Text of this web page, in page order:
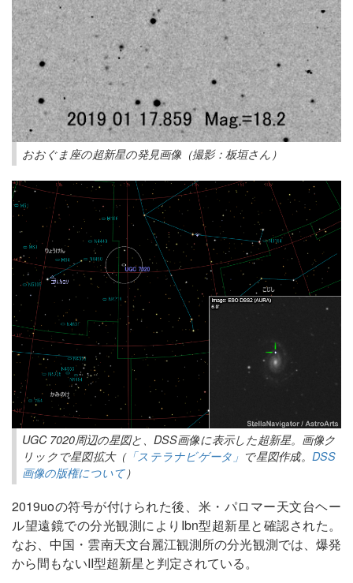
おおぐま座の超新星の発見画像（撮影：板垣さん）
UGC 7020周辺の星図と、DSS画像に表示した超新星。画像ク
リックで星図拡大（「ステラナビゲータ」 で星図作成。 DSS
画像の版権について）
2019uoの符号が付けられた後、米・パロマー天文台ヘー
ル望遠鏡での分光観測によりIbn型超新星と確認された。
なお、中国・雲南天文台麗江観測所の分光観測では、爆発
から間もないII型超新星と判定されている。